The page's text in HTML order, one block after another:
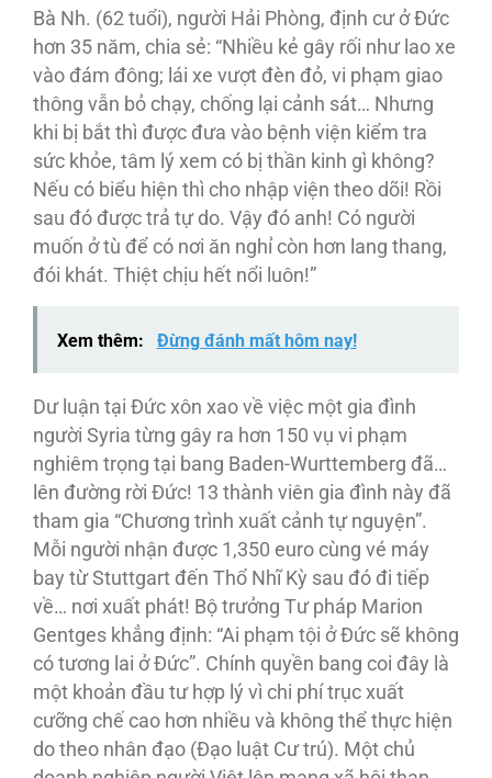
Bà Nh. (62 tuổi), người Hải Phòng, định cư ở Đức
hơn 35 năm, chia sẻ: “Nhiều kẻ gây rối như lao xe
vào đám đông; lái xe vượt đèn đỏ, vi phạm giao
thông vẫn bỏ chạy, chống lại cảnh sát… Nhưng
khi bị bắt thì được đưa vào bệnh viện kiểm tra
sức khỏe, tâm lý xem có bị thần kinh gì không?
Nếu có biểu hiện thì cho nhập viện theo dõi! Rồi
sau đó được trả tự do. Vậy đó anh! Có người
muốn ở tù để có nơi ăn nghỉ còn hơn lang thang,
đói khát. Thiệt chịu hết nổi luôn!”
Xem thêm: Đừng đánh mất hôm nay!
Dư luận tại Đức xôn xao về việc một gia đình
người Syria từng gây ra hơn 150 vụ vi phạm
nghiêm trọng tại bang Baden-Wurttemberg đã…
lên đường rời Đức! 13 thành viên gia đình này đã
tham gia “Chương trình xuất cảnh tự nguyện”.
Mỗi người nhận được 1,350 euro cùng vé máy
bay từ Stuttgart đến Thổ Nhĩ Kỳ sau đó đi tiếp
về… nơi xuất phát! Bộ trưởng Tư pháp Marion
Gentges khẳng định: “Ai phạm tội ở Đức sẽ không
có tương lai ở Đức”. Chính quyền bang coi đây là
một khoản đầu tư hợp lý vì chi phí trục xuất
cưỡng chế cao hơn nhiều và không thể thực hiện
do theo nhân đạo (Đạo luật Cư trú). Một chủ